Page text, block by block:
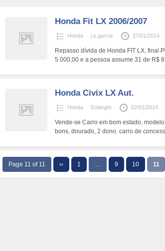
Honda Fit LX 2006/2007
Honda j.s.garcia 27/01/2014
Repasso dívida de Honda FIT LX, final
5.000,00 e a pessoa assume 31 de R$
Honda Civix LX Aut.
Honda Eolanghi 02/01/2014
Vende-se Carro em bom estado,
bons, dourado, 2 dono. carro de
Page 11 of 11 ‹‹ 1 … 9 10 11